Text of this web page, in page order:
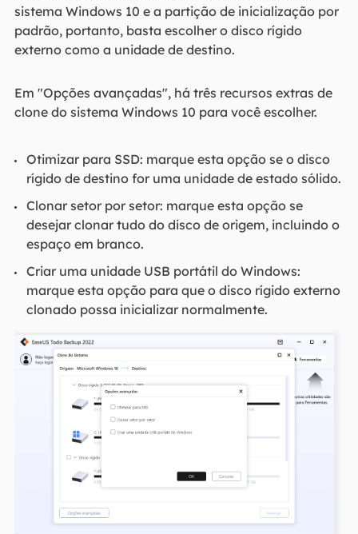
sistema Windows 10 e a partição de inicialização por
padrão, portanto, basta escolher o disco rígido
externo como a unidade de destino.
Em "Opções avançadas", há três recursos extras de
clone do sistema Windows 10 para você escolher.
Otimizar para SSD: marque esta opção se o disco
rígido de destino for uma unidade de estado sólido.
Clonar setor por setor: marque esta opção se
desejar clonar tudo do disco de origem, incluindo o
espaço em branco.
Criar uma unidade USB portátil do Windows:
marque esta opção para que o disco rígido externo
clonado possa inicializar normalmente.